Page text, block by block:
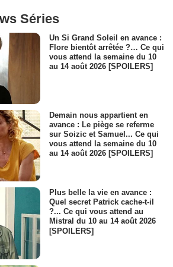
Séries
Un Si Grand Soleil en avance :
Flore bientôt arrêtée ?… Ce qui
vous attend la semaine du 10
au 14 août 2026 [SPOILERS]
Demain nous appartient en
avance : Le piège se referme
sur Soizic et Samuel... Ce qui
vous attend la semaine du 10
au 14 août 2026 [SPOILERS]
Plus belle la vie en avance :
Quel secret Patrick cache-t-il
?... Ce qui vous attend au
Mistral du 10 au 14 août 2026
[SPOILERS]